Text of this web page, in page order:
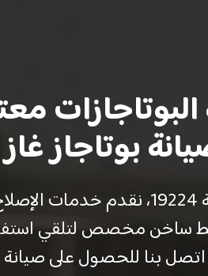
بوتاجاز
توكيل صيانة بوتاجاز في مصر
ساخن مخصص لتلقي
اتصل بنا للحصول على